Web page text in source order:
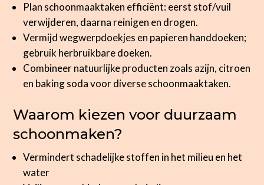
Plan schoonmaaktaken efficiënt: eerst stof/vuil
verwijderen, daarna reinigen en drogen.
Vermijd wegwerpdoekjes en papieren handdoeken;
gebruik herbruikbare doeken.
Combineer natuurlijke producten zoals azijn, citroen
en baking soda voor diverse schoonmaaktaken.
Waarom kiezen voor duurzaam
schoonmaken?
Vermindert schadelijke stoffen in het milieu en het
water